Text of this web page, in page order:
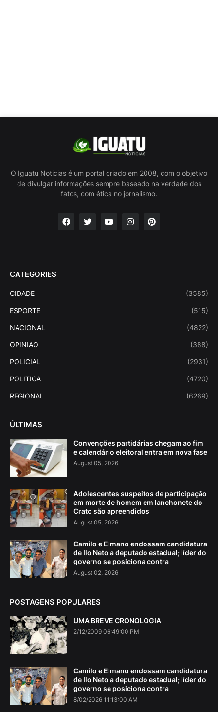
O Iguatu Noticias é um portal criado em 2008, com o objetivo
de divulgar informações sempre baseado na verdade dos
fatos, com ética no jornalismo.
CATEGORIES
CIDADE (3585)
ESPORTE (515)
NACIONAL (4822)
OPINIAO (388)
POLICIAL (2931)
POLITICA (4720)
REGIONAL (6269)
ÚLTIMAS
Convenções partidárias chegam ao fim
e calendário eleitoral entra em nova fase
August 05, 2026
Adolescentes suspeitos de participação
em morte de homem em lanchonete do
Crato são apreendidos
August 05, 2026
Camilo e Elmano endossam candidatura
de Ilo Neto a deputado estadual; líder do
governo se posiciona contra
August 02, 2026
POSTAGENS POPULARES
UMA BREVE CRONOLOGIA
2/12/2009 06:49:00 PM
Camilo e Elmano endossam candidatura
de Ilo Neto a deputado estadual; líder do
governo se posiciona contra
8/02/2026 11:13:00 AM